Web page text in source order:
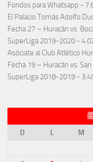
Fondos para Whatsapp -
El Palacio Tomás Adolfo
Fecha 27 – Huracán vs.
SuperLiga 2019-2020 -
Asóciate al Club Atlético
Fecha 19 – Huracán vs.
SuperLiga 2018-2019 -
D
L M